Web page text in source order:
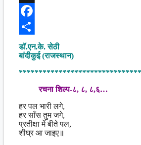
X
Facebook
Share
डॉ.एन.के. सेठी
बांदीकुई (राजस्थान)
रचना शिल्प-८, ८, ८,६…
हर पल भारी लगे,
हर साँस तुम जगे,
प्रतीक्षा में बीते पल,
शीघ्र आ जाइए॥